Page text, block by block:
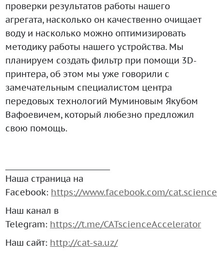
проверки результатов работы нашего
агрегата, насколько он качественно очищает
воду и насколько можно оптимизировать
методику работы нашего устройства. Мы
планируем создать фильтр при помощи 3D-
принтера, об этом мы уже говорили с
замечательным специалистом центра
передовых технологий Муминовым Якубом
Вафоевичем, который любезно предложил
свою помощь.
Наша страница на
Facebook: https://www.facebook.com/
Наш канал в
Telegram: https://t.me/CATscienceAccelerator
Наш сайт: http://cat-sa.uz/